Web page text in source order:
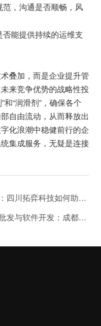
，沟通是否顺畅，风
否能提供持续的运维支
叠加，而是企业提升管
来竞争优势的战略性投
和“润滑剂”，确保各个
自由流动，从而释放出
化浪潮中稳健前行的企
集成服务，无疑是连接
信息技术咨询服务：四川拓弈科技如何助力企业数字化转型？
四川动漫游艺用品批发与软件开发：成都拓弈科技的跨界优势